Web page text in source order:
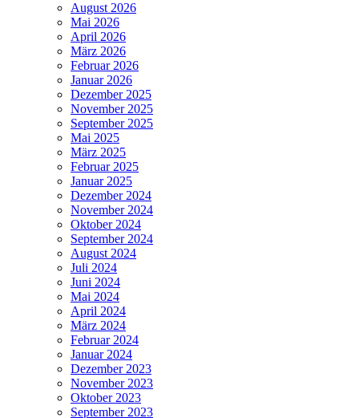
August 2026
Mai 2026
April 2026
März 2026
Februar 2026
Januar 2026
Dezember 2025
November 2025
September 2025
Mai 2025
März 2025
Februar 2025
Januar 2025
Dezember 2024
November 2024
Oktober 2024
September 2024
August 2024
Juli 2024
Juni 2024
Mai 2024
April 2024
März 2024
Februar 2024
Januar 2024
Dezember 2023
November 2023
Oktober 2023
September 2023